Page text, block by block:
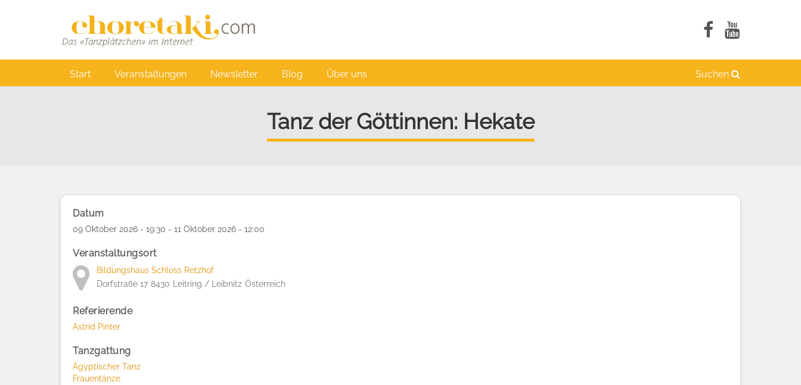
Main
navigation
Start Veranstaltungen Newsletter Blog Über uns Suchen
Tanz der Göttinnen: Hekate
Datum
09 Oktober 2026 - 19:30 - 11 Oktober 2026 - 12:00
Veranstaltungsort
Bildungshaus Schloss Retzhof
Dorfstraße 17 8430 Leitring / Leibnitz Österreich
Referierende
Astrid Pinter
Tanzgattung
Ägyptischer Tanz
Frauentänze